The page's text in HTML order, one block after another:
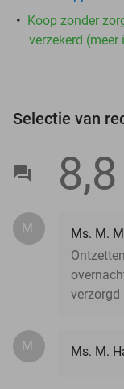
Koop zonder
verzekerd (meer
Selectie van
8,8
M.
Ms. M.
M. Ms. M.